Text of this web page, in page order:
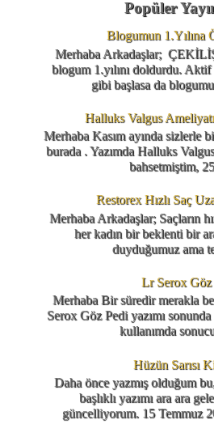
Popüler
Blogumun 1.Yılına
Merhaba Arkadaşlar;
blogum 1.yılını doldurdu. Aktif
gibi başlasa da
Halluks Valgus
Merhaba Kasım ayında sizlerle
burada . Yazımda Halluks
bahsetmiştim,
Restorex Hızlı Saç
Merhaba Arkadaşlar; Saçların
her kadın bir beklenti bir
duyduğumuz ama
Lr Serox Göz
Merhaba Bir süredir merakla
Serox Göz Pedi yazımı
kullanımda
Hüzün Sarısı
Daha önce yazmış olduğum
başlıklı yazımı ara ara
güncelliyorum. 15 Temmuz